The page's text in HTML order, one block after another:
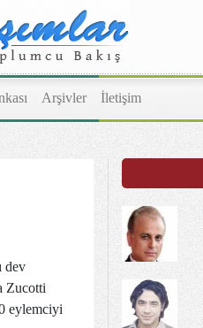
Arşivler İletişim
dev
Zucotti
eylemciyi